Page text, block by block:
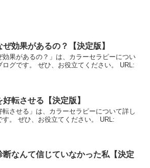
効果があるの？【決定版】
効果があるの？」は、カラーセラピーについ
ログです。 ぜひ、お役立てください。 URL:
転させる【決定版】
転させる」は、カラーセラピーについて詳し
す。 ぜひ、お役立てください。 URL:
なんて信じていなかった私【決定